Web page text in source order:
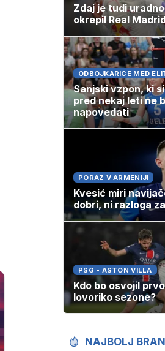
Zdaj je tudi
okrepil Real
ODBOJKARICE MED
Sanjski vzpon, ki
pred nekaj leti ne
napovedati
PORAZ V ARMENIJI
Kvesić miri
dobri, ni razloga
PSG - ASTON VILLA
Kdo bo osvojil
lovoriko sezone?
NAJBOLJ